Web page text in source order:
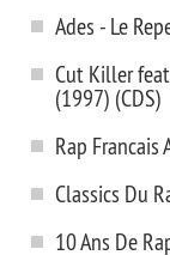
Ades - Le
Cut Killer
(1997) (CDS)
Rap Francais
Classics Du
10 Ans De